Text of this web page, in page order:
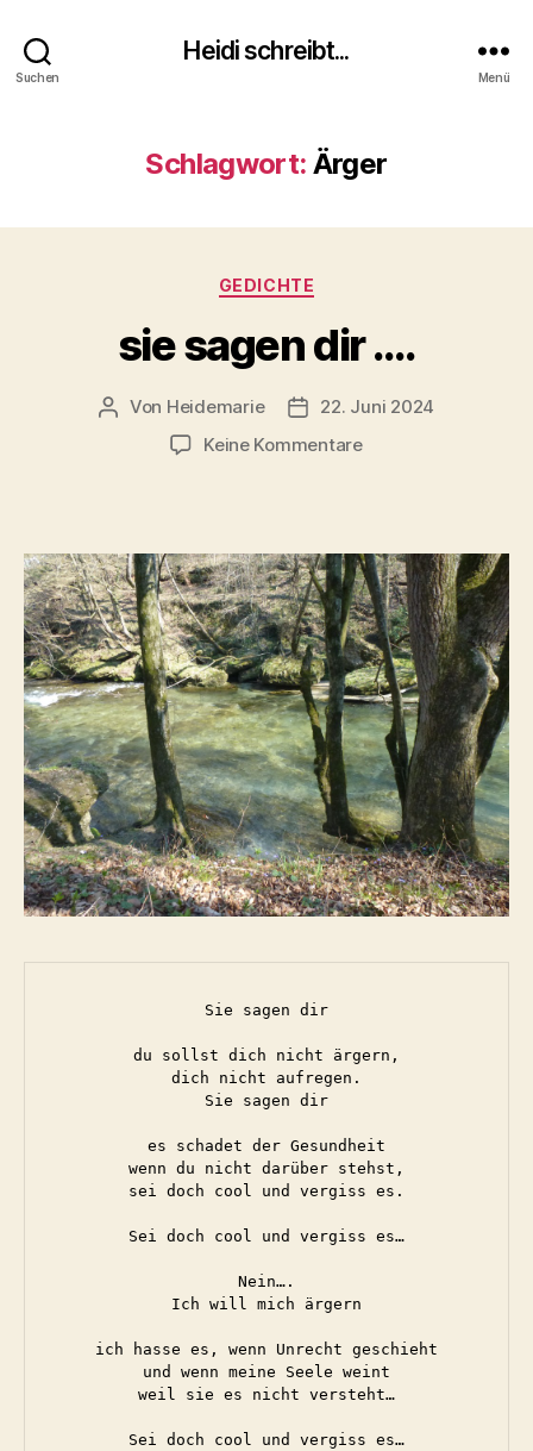
Suchen
Heidi schreibt...
Menü
Schlagwort: Ärger
Kategorien
GEDICHTE
sie sagen dir ….
Beitragsautor
Von Heidemarie Veröffentlichungsdatum
22. Juni 2024
Keine Kommentarezu
Sie sagen dir
du sollst dich nicht ärgern,
dich nicht aufregen.
Sie sagen dir
es schadet der Gesundheit
wenn du nicht darüber stehst,
sei doch cool und vergiss es.
Sei doch cool und vergiss es…
Nein….
Ich will mich ärgern
ich hasse es, wenn Unrecht geschieht
und wenn meine Seele weint
weil sie es nicht versteht…
Sei doch cool und vergiss es…